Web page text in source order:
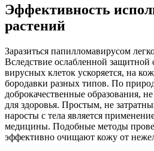
Эффективность
растений
Заразиться папилломавирусом
Вследствие ослабленной защитной
вирусных клеток ускоряется, на
бородавки разных типов. По
доброкачественные образования,
для здоровья. Простым, не
наросты с тела является
медицины. Подобные методы
эффективно очищают кожу от